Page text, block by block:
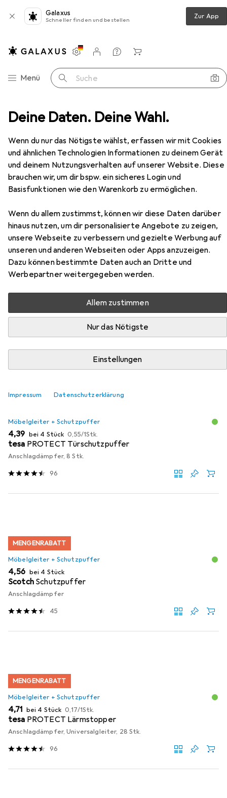
Deine Daten. Deine Wahl.
Wenn du nur das Nötigste wählst, erfassen wir mit Cookies
und ähnlichen Technologien Informationen zu deinem Gerät
und deinem Nutzungsverhalten auf unserer Website. Diese
brauchen wir, um dir bspw. ein sicheres Login und
Basisfunktionen wie den Warenkorb zu ermöglichen.
Wenn du allem zustimmst, können wir diese Daten darüber
hinaus nutzen, um dir personalisierte Angebote zu zeigen,
unsere Webseite zu verbessern und gezielte Werbung auf
unseren und anderen Webseiten oder Apps anzuzeigen.
Dazu können bestimmte Daten auch an Dritte und
Werbepartner weitergegeben werden.
Allem zustimmen
Nur das Nötigste
Einstellungen
Impressum Datenschutzerklärung
Galaxus
Schneller finden und bestellen Zur App
Navigation nach Kategorien
Menü Suche
Einstellungen
Kundenkonto
Vergleichslisten
Merklisten
Warenkorb
Türgriff + Türgarnitur Hoppe Türdrücker 113 London
EUR
9,22 bei 2 Stück
HoppeTürdrücker 113 London
Türgriff
Zubehör für Hoppe Türdrücker
113 London
Hier findest du passendes Zubehör zum Produkt Hoppe
Türdrücker 113 London aus den Kategorien Möbelgleiter +
Schutzpuffer und Türgriff + Türgarnitur.
Beliebt Möbelgleiter + Schutzpuffer Türgriff +
Möbelgleiter + Schutzpuffer
EUR
4,39 bei 4 Stück EUR
0,55/1Stk.
tesa PROTECT Türschutzpuffer
Anschlagdämpfer, 8 Stk.
96
MENGENRABATT
Möbelgleiter + Schutzpuffer
EUR
4,56 bei 4 Stück
Scotch Schutzpuffer
Anschlagdämpfer
45
MENGENRABATT
Möbelgleiter + Schutzpuffer
EUR
4,71 bei 4 Stück EUR
0,17/1Stk.
tesa PROTECT Lärmstopper
Anschlagdämpfer, Universalgleiter, 28 Stk.
96